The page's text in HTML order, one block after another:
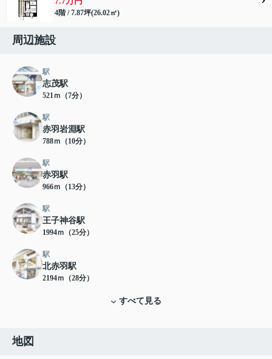
4階 / 7.87坪(26.02㎡)
周辺施設
駅
志茂駅
521ｍ（7分）
駅
赤羽岩淵駅
788ｍ（10分）
駅
赤羽駅
966ｍ（13分）
駅
王子神谷駅
1994ｍ（25分）
駅
北赤羽駅
2194ｍ（28分）
すべて見る
地図